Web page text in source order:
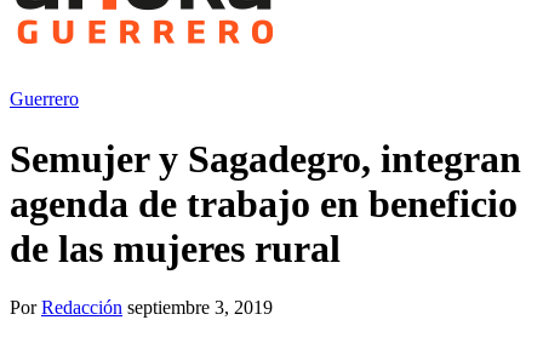
Guerrero
Semujer y Sagadegro, integran
agenda de trabajo en beneficio
de las mujeres rural
PorRedacción septiembre 3, 2019